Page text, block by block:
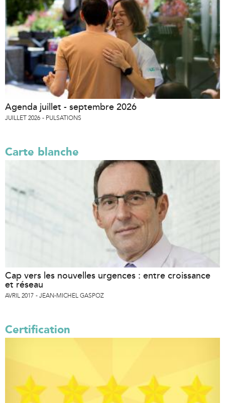
Agenda juillet - septembre 2026
JUILLET 2026 PULSATIONS
Carte blanche
Cap vers les nouvelles urgences : entre croissance
et réseau
AVRIL 2017 JEAN-MICHEL GASPOZ
Certification